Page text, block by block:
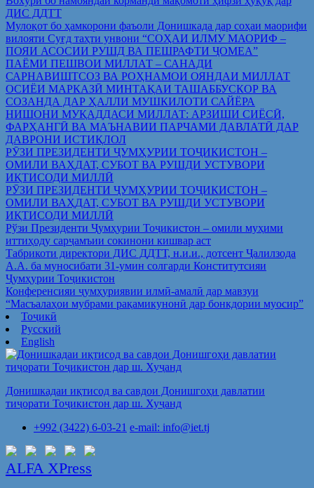
ДИС ДДТТ
Мулоқот бо ҳамкорони фаъоли Донишкада дар соҳаи маорифи
вилояти Суғд таҳти унвони “СОҲАИ ИЛМУ МАОРИФ –
ПОЯИ АСОСИИ РУШД ВА ПЕШРАФТИ ҶОМЕА”
ПАЁМИ ПЕШВОИ МИЛЛАТ – САНАДИ
САРНАВИШТСОЗ ВА РОҲНАМОИ ОЯНДАИ МИЛЛАТ
ОСИЁИ МАРКАЗӢ МИНТАҚАИ ТАШАББУСКОР ВА
СОЗАНДА ДАР ҲАЛЛИ МУШКИЛОТИ САЙЁРА
НИШОНИ МУҚАДДАСИ МИЛЛАТ: АРЗИШИ СИЁСӢ,
ФАРҲАНГӢ ВА МАЪНАВИИ ПАРЧАМИ ДАВЛАТӢ ДАР
ДАВРОНИ ИСТИҚЛОЛ
РӮЗИ ПРЕЗИДЕНТИ ҶУМҲУРИИ ТОҶИКИСТОН –
ОМИЛИ ВАҲДАТ, СУБОТ ВА РУШДИ УСТУВОРИ
ИҚТИСОДИ МИЛЛӢ
РӮЗИ ПРЕЗИДЕНТИ ҶУМҲУРИИ ТОҶИКИСТОН –
ОМИЛИ ВАҲДАТ, СУБОТ ВА РУШДИ УСТУВОРИ
ИҚТИСОДИ МИЛЛӢ
Рўзи Президенти Ҷумҳурии Тоҷикистон – омили муҳими
иттиҳоду сарҷамъии сокинони кишвар аст
Табрикоти директори ДИС ДДТТ, н.и.и., дотсент Ҷалилзода
А.А. ба муносибати 31-умин солгарди Конститутсияи
Ҷумҳурии Тоҷикистон
Конференсияи ҷумҳуриявии илмӣ-амалӣ дар мавзуи
“Масъалаҳои мубрами рақамикунонӣ дар бонкдории муосир”
Тоҷикӣ
Русский
English
Донишкадаи иқтисод ва савдои Донишгоҳи давлатии
тиҷорати Тоҷикистон дар ш. Хуҷанд
+992 (3422) 6-03-21 e-mail: info@iet.tj
ALFA XPress